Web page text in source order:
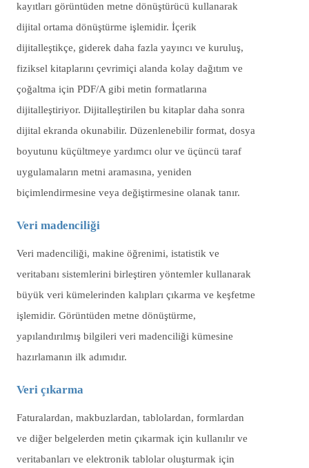
kayıtları görüntüden metne dönüştürücü kullanarak
dijital ortama dönüştürme işlemidir. İçerik
dijitalleştikçe, giderek daha fazla yayıncı ve kuruluş,
fiziksel kitaplarını çevrimiçi alanda kolay dağıtım ve
çoğaltma için PDF/A gibi metin formatlarına
dijitalleştiriyor. Dijitalleştirilen bu kitaplar daha sonra
dijital ekranda okunabilir. Düzenlenebilir format, dosya
boyutunu küçültmeye yardımcı olur ve üçüncü taraf
uygulamaların metni aramasına, yeniden
biçimlendirmesine veya değiştirmesine olanak tanır.
Veri madenciliği
Veri madenciliği, makine öğrenimi, istatistik ve
veritabanı sistemlerini birleştiren yöntemler kullanarak
büyük veri kümelerinden kalıpları çıkarma ve keşfetme
işlemidir. Görüntüden metne dönüştürme,
yapılandırılmış bilgileri veri madenciliği kümesine
hazırlamanın ilk adımıdır.
Veri çıkarma
Faturalardan, makbuzlardan, tablolardan, formlardan
ve diğer belgelerden metin çıkarmak için kullanılır ve
veritabanları ve elektronik tablolar oluşturmak için